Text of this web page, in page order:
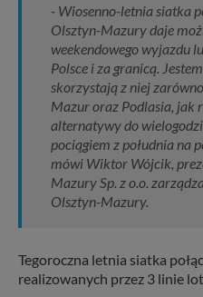
- Wiosenno-letnia siatka
Olsztyn-Mazury daje
weekendowego wyjazdu
Polsce i za granicą.
skorzystają z niej
Mazur oraz Podlasia, jak
alternatywy do
pociągiem z południa na
mówi Wiktor Wójcik,
Mazury Sp. z o.o.
Olsztyn-Mazury.
Tegoroczna letnia siatka
realizowanych przez 3 linie